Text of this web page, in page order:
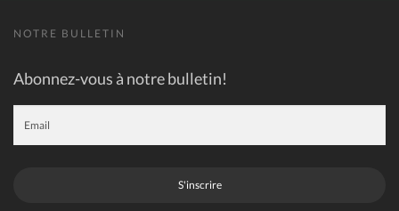
NOTRE BULLETIN
Abonnez-vous à notre bulletin!
S'inscrire